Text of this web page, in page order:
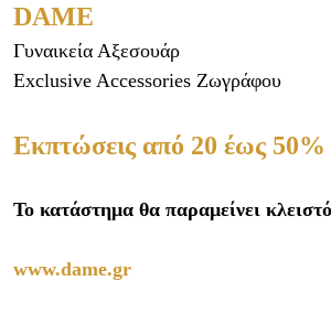
DAME
Γυναικεία Αξεσουάρ
Exclusive Accessories Ζωγράφου
Εκπτώσεις από 20 έως 50%
Το κατάστημα θα παραμείνει
www.dame.gr